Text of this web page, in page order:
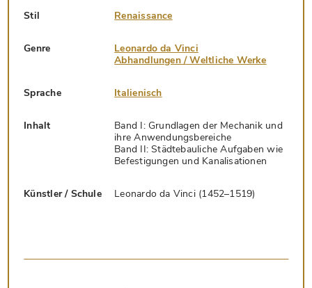
Stil Renaissance
Genre
Leonardo da Vinci
Abhandlungen / Weltliche Werke
Sprache Italienisch
Inhalt
Band I: Grundlagen der Mechanik und
ihre Anwendungsbereiche
Band II: Städtebauliche Aufgaben wie
Befestigungen und Kanalisationen
Künstler / Schule Leonardo da Vinci (1452–1519)